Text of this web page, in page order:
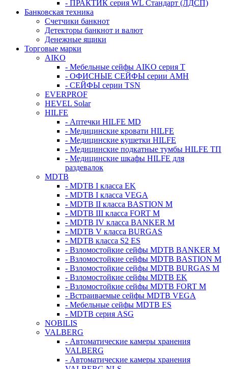
- ПРАКТИК серия WL Стандарт (ЛДСП)
Банковская техника
Счетчики банкнот
Детекторы банкнот и валют
Денежные ящики
Торговые марки
AIKO
- Мебельные сейфы AIKO серия Т
- ОФИСНЫЕ СЕЙФЫ серии AMH
- СЕЙФЫ серии TSN
EVERPROF
HEVEL Solar
HILFE
- Аптечки HILFE MD
- Медицинские кровати HILFE
- Медицинские кушетки HILFE
- Медицинские подкатные тумбы HILFE ТП
- Медицинские шкафы HILFE для
раздевалок
MDTB
- MDTB I класса EK
- MDTB I класса VEGA
- MDTB II класса BASTION M
- MDTB III класса FORT M
- MDTB IV класса BANKER M
- MDTB V класса BURGAS
- MDTB класса S2 ES
- Взломостойкие сейфы MDTB BANKER M
- Взломостойкие сейфы MDTB BASTION M
- Взломостойкие сейфы MDTB BURGAS M
- Взломостойкие сейфы MDTB EK
- Взломостойкие сейфы MDTB FORT M
- Встраиваемые сейфы MDTB VEGA
- Мебельные сейфы MDTB ES
- MDTB серия ASG
NOBILIS
VALBERG
- Автоматические камеры хранения
VALBERG
- Автоматические камеры хранения